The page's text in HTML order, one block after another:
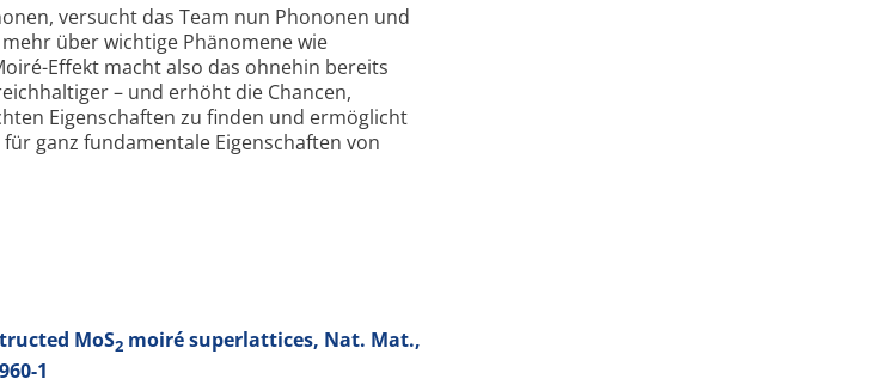
versucht das Team nun Phononen und
über wichtige Phänomene wie
Effekt macht also das ohnehin bereits
– und erhöht die Chancen,
Eigenschaften zu finden und ermöglicht
ganz funda­mentale Eigenschaften von
MoS2 moiré superlattices, Nat. Mat.,
1